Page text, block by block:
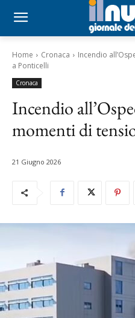
Home Cronaca
Incendio
a Ponticelli
Cronaca
Incendio
momenti di
21 Giugno 2026